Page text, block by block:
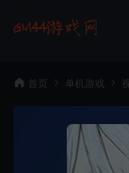
首页 单机游戏